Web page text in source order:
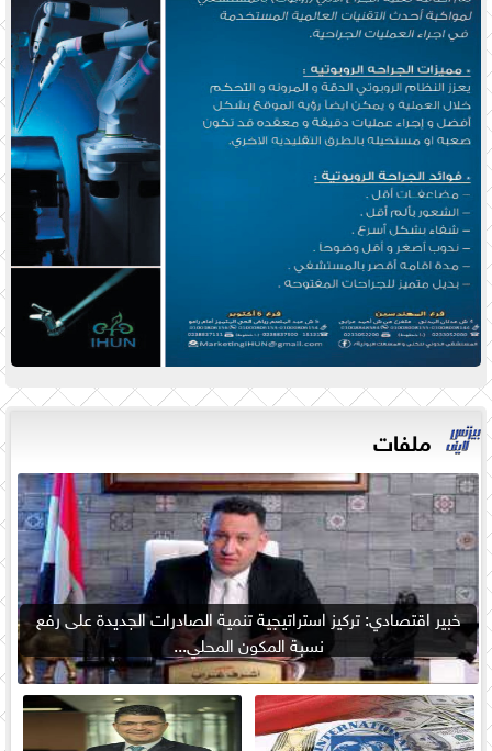
ملفات
خبير اقتصادي: تركيز استراتيجية تنمية الصادرات الجديدة على رفع
نسبة المكون المحلي...